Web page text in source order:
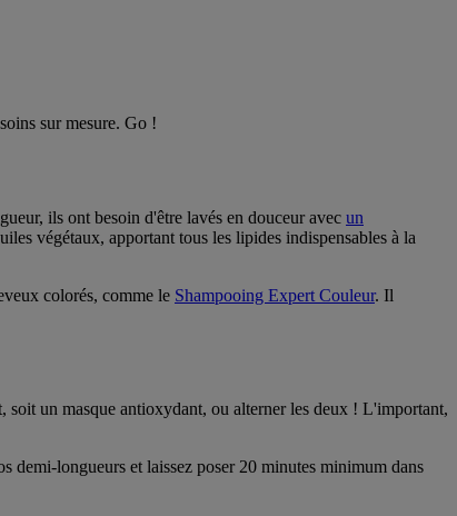
sur mesure. Go !
ils ont besoin d'être lavés en douceur avec un
végétaux, apportant tous les lipides indispensables à la
colorés, comme le Shampooing Expert Couleur. Il
un masque antioxydant, ou alterner les deux ! L'important,
demi-longueurs et laissez poser 20 minutes minimum dans